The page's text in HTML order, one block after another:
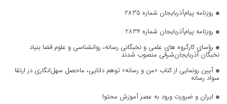
روزنامه پیام‌آذربایجان شماره 2835
روزنامه پیام‌آذربایجان شماره 2834
رؤسای کارگروه های علمی و نخبگانی رسانه، روانشناسی و علوم قضا بنیاد
نخبگان آذربایجان‌شرقی منصوب شدند
آیین رونمایی از کتاب «من و رسانه» توهم دانایی، ماحصل سهل‌انگاری در ارتقا
سواد رسانه
ایران و ضرورت ورود به عصر آموزش محتوا